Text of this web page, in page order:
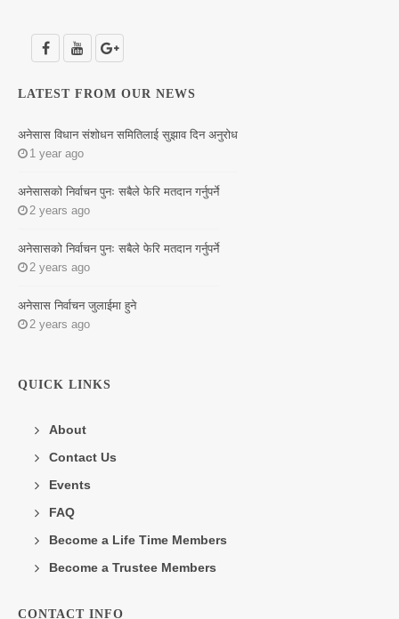
LATEST FROM OUR NEWS
अनेसास विधान संशोधन समितिलाई सुझाव दिन अनुरोध
1 year ago
अनेसासको निर्वाचन पुनः सबैले फेरि मतदान गर्नुपर्ने
2 years ago
अनेसासको निर्वाचन पुनः सबैले फेरि मतदान गर्नुपर्ने
2 years ago
अनेसास निर्वाचन जुलाईमा हुने
2 years ago
QUICK LINKS
About
Contact Us
Events
FAQ
Become a Life Time Members
Become a Trustee Members
CONTACT INFO